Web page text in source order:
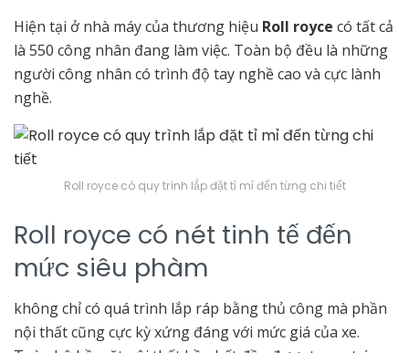
Hiện tại ở nhà máy của thương hiệu Roll royce có tất cả
là 550 công nhân đang làm việc. Toàn bộ đều là những
người công nhân có trình độ tay nghề cao và cực lành
nghề.
Roll royce có quy trình lắp đặt tỉ mỉ đến từng chi tiết
Roll royce có nét tinh tế đến
mức siêu phàm
không chỉ có quá trình lắp ráp bằng thủ công mà phần
nội thất cũng cực kỳ xứng đáng với mức giá của xe.